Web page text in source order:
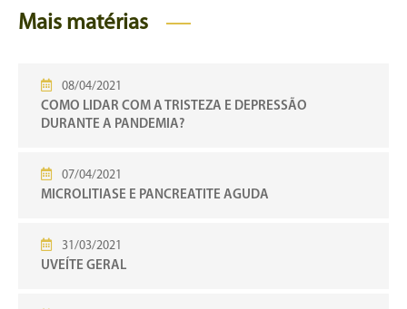
Mais matérias
08/04/2021
COMO LIDAR COM A TRISTEZA E DEPRESSÃO
DURANTE A PANDEMIA?
07/04/2021
MICROLITIASE E PANCREATITE AGUDA
31/03/2021
UVEÍTE GERAL